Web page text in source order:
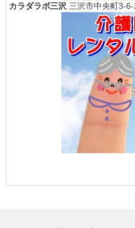
カラダラボ三沢 三沢市中央町3-